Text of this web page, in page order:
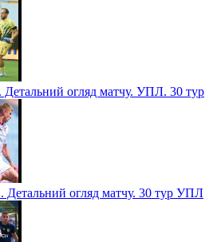
огляд матчу. УПЛ. 30 тур
огляд матчу. 30 тур УПЛ